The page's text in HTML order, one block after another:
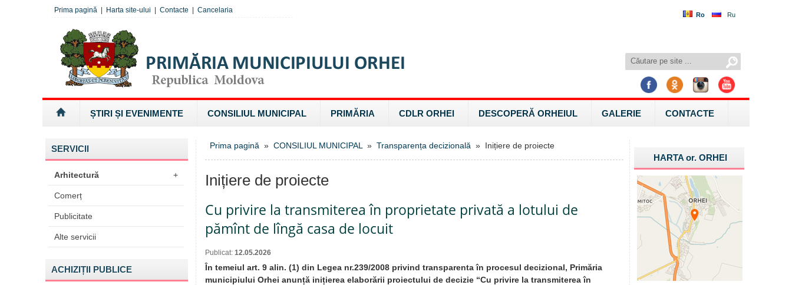
Ro Ru
Prima pagină Harta site-ului Contacte Cancelaria
ȘTIRI ȘI EVENIMENTE CONSILIUL MUNICIPAL PRIMĂRIA CDLR ORHEI DESCOPERĂ ORHEIUL GALERIE CONTACTE
SERVICII
Arhitectură +
Comerț
Publicitate
Alte servicii
ACHIZIȚII PUBLICE
Prima pagină » CONSILIUL MUNICIPAL » Transparența decizională » Inițiere de proiecte
Inițiere de proiecte
Cu privire la transmiterea în proprietate privată a lotului de
pămînt de lîngă casa de locuit
Publicat: 12.05.2026
În temeiul art. 9 alin. (1) din Legea nr.239/2008 privind transparenta în procesul decizional, Primăria
municipiului Orhei anunță inițierea elaborării proiectului de decizie “Cu privire la transmiterea în
HARTA or.ORHEI